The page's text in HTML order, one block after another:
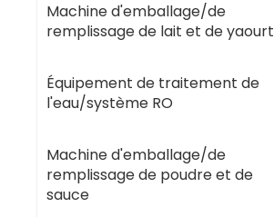
Machine d'emballage/de
remplissage de lait et de yaourt
Équipement de traitement de
l'eau/système RO
Machine d'emballage/de
remplissage de poudre et de
sauce